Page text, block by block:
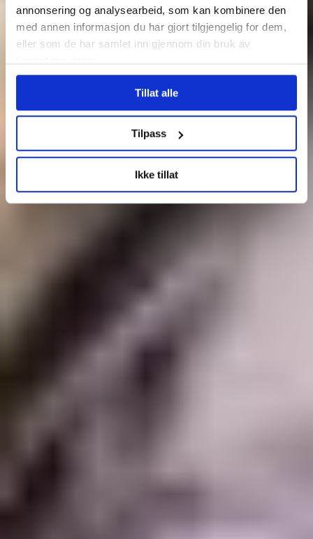
annonsering og analysearbeid, som kan kombinere den
med annen informasjon du har gjort tilgjengelig for dem,
eller som de har samlet inn gjennom din bruk av
Tillat alle
Tilpass
Ikke tillat